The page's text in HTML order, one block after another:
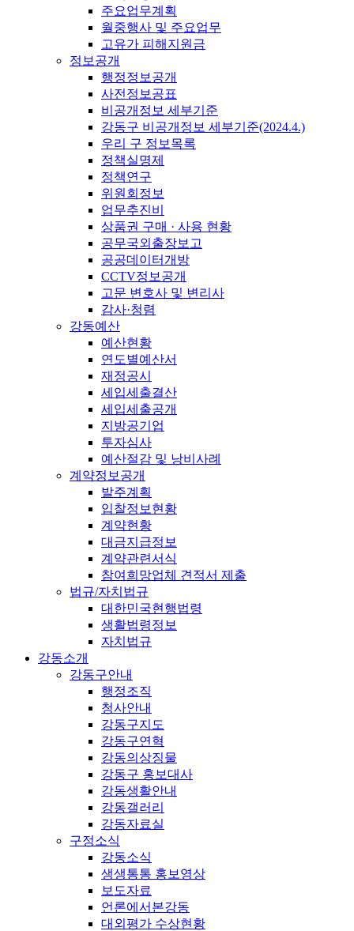
주요업무계획
월중행사 및 주요업무
고유가 피해지원금
정보공개
행정정보공개
사전정보공표
비공개정보 세부기준
강동구 비공개정보 세부기준(2024.4.)
우리 구 정보목록
정책실명제
정책연구
위원회정보
업무추진비
상품권 구매 · 사용 현황
공무국외출장보고
공공데이터개방
CCTV정보공개
고문 변호사 및 변리사
감사·청렴
강동예산
예산현황
연도별예산서
재정공시
세입세출결산
세입세출공개
지방공기업
투자심사
예산절감 및 낭비사례
계약정보공개
발주계획
입찰정보현황
계약현황
대금지급정보
계약관련서식
참여희망업체 견적서 제출
법규/자치법규
대한민국현행법령
생활법령정보
자치법규
강동소개
강동구안내
행정조직
청사안내
강동구지도
강동구연혁
강동의상징물
강동구 홍보대사
강동생활안내
강동갤러리
강동자료실
구정소식
강동소식
생생통통 홍보영상
보도자료
언론에서본강동
대외평가 수상현황